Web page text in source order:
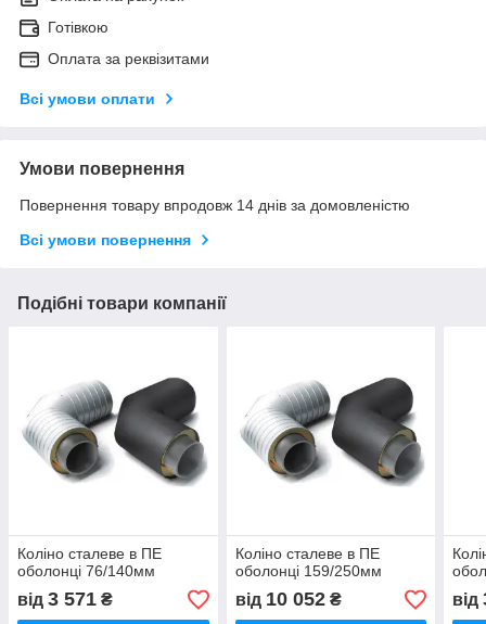
Готівкою
Оплата за реквізитами
Всі умови оплати
Умови повернення
Повернення товару впродовж 14 днів за домовленістю
Всі умови повернення
Подібні товари компанії
Коліно сталеве в ПЕ
оболонці 76/140мм
від 3 571 ₴
Коліно сталеве в ПЕ
оболонці 159/250мм
від 10 052₴ від